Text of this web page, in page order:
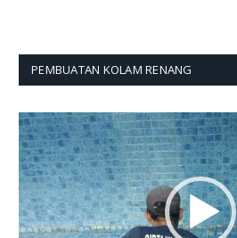
PEMBUATAN KOLAM RENANG
Pemutar
Video